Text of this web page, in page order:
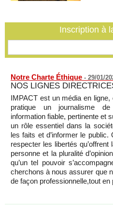
MOMO ALADJI
SENEGAL - Les Unes de la
08/08/2026 -MOMO ALADJI
Inscription à
Notre Charte Éthique - 29/01/
NOS LIGNES
IMPACT est un média en
pratique un journalisme
information fiable, pertinente et
un rôle essentiel dans la
les faits et d’informer le
respecter les libertés
personne et la pluralité
qu’un tel pouvoir
cherchons à nous assurer que
de façon professionnelle,tout en